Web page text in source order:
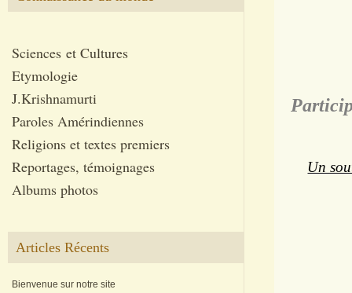
Sciences et Cultures
Etymologie
J.Krishnamurti
Paroles Amérindiennes
Religions et textes premiers
Reportages, témoignages
Albums photos
Articles Récents
Bienvenue sur notre site
Un